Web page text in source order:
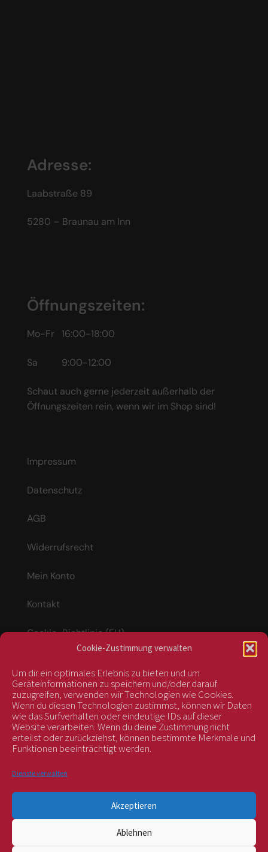
Cookie-Zustimmung verwalten
Um dir ein optimales Erlebnis zu bieten und um
Geräteinformationen zu speichern und/oder darauf
zuzugreifen, verwenden wir Technologien wie Cookies.
Wenn du diesen Technologien zustimmst, können wir Daten
wie das Surfverhalten oder eindeutige IDs auf dieser
Website verarbeiten. Wenn du deine Zustimmung nicht
erteilst oder zurückziehst, können bestimmte Merkmale und
Funktionen beeinträchtigt werden.
Dienste verwalten
Akzeptieren
Ablehnen
Adresse:
Laabstraße 89
5280 – Braunau am Inn
Öffnungszeiten:
Mo-Fr 16:00-18:00
Sa 9:00-12:00
Schaut auch gerne jederzeit außerhalb der
Öffnungszeiten rein, wenn wir im Shop sind!
Impressum
Datenschutz
AGB
Widerrufsrecht
Mein Konto
Kontakt
Cookie-Richtlinie (EU)
Vertrag widerrufen
kontrolliert durch:
BIOS Nr. AT-BIO-401